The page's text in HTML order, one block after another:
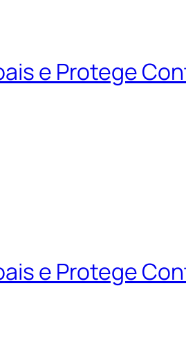
e Protege
e Protege